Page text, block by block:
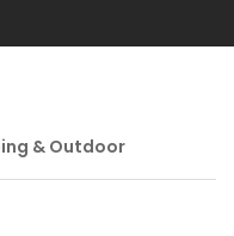
& Outdoor